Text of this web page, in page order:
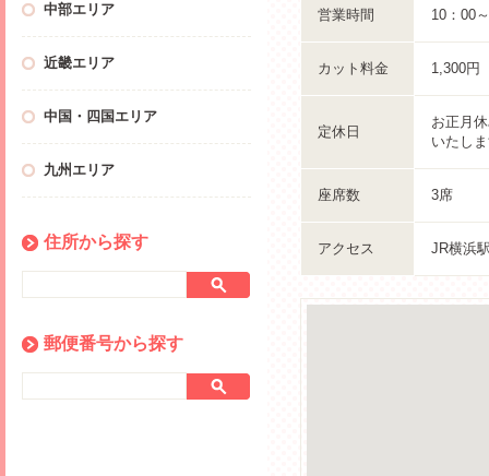
中部エリア
近畿エリア
中国・四国エリア
九州エリア
住所から探す
郵便番号から探す
営業時間 10：00
カット料金 1,300円
定休日
お正月
いたし
座席数 3席
アクセス JR横浜